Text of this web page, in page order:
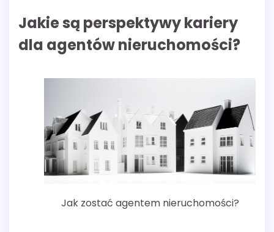
Jakie są perspektywy kariery
dla agentów nieruchomości?
Jak zostać agentem nieruchomości?